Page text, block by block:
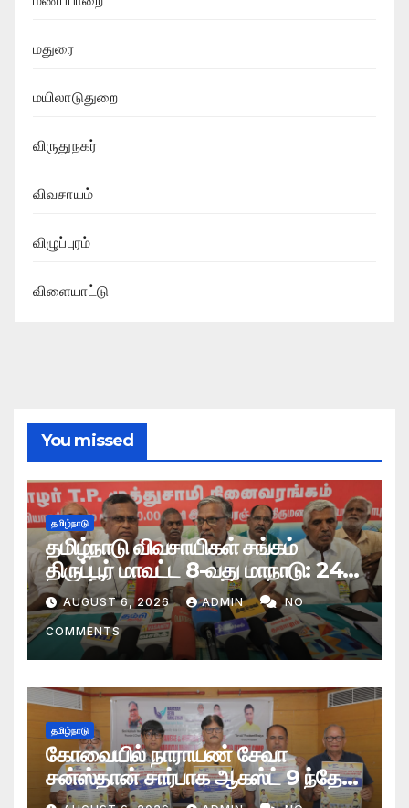
மதுரை
மயிலாடுதுறை
விருதுநகர்
விவசாயம்
விழுப்புரம்
விளையாட்டு
You missed
தமிழ்நாடு
தமிழ்நாடு விவசாயிகள் சங்கம்
திருப்பூர் மாவட்ட 8-வது மாநாடு: 24
தீர்மானங்கள் நிறைவேற்றம்
AUGUST 6, 2026 ADMIN NO
COMMENTS
தமிழ்நாடு
கோவையில் நாராயண் சேவா
சன்ஸ்தான் சார்பாக ஆகஸ்ட் 9 ந்தேதி
மாபெரும் இலவச செயற்கை மூட்டு